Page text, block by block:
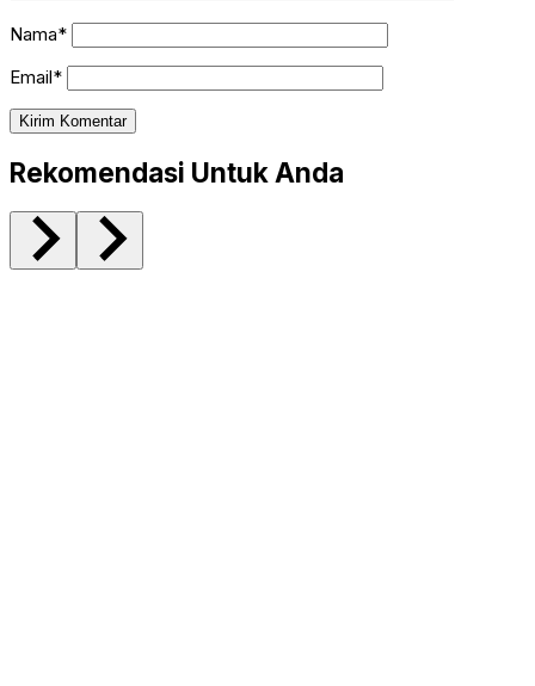
Nama*
Email*
Rekomendasi Untuk Anda